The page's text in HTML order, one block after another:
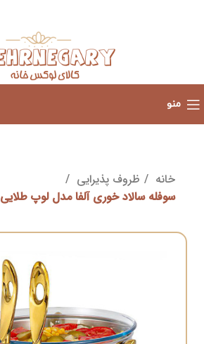
منو
خانه
ظروف پذیرایی
سوفله سالاد خوری آلفا مدل لوپ طلایی